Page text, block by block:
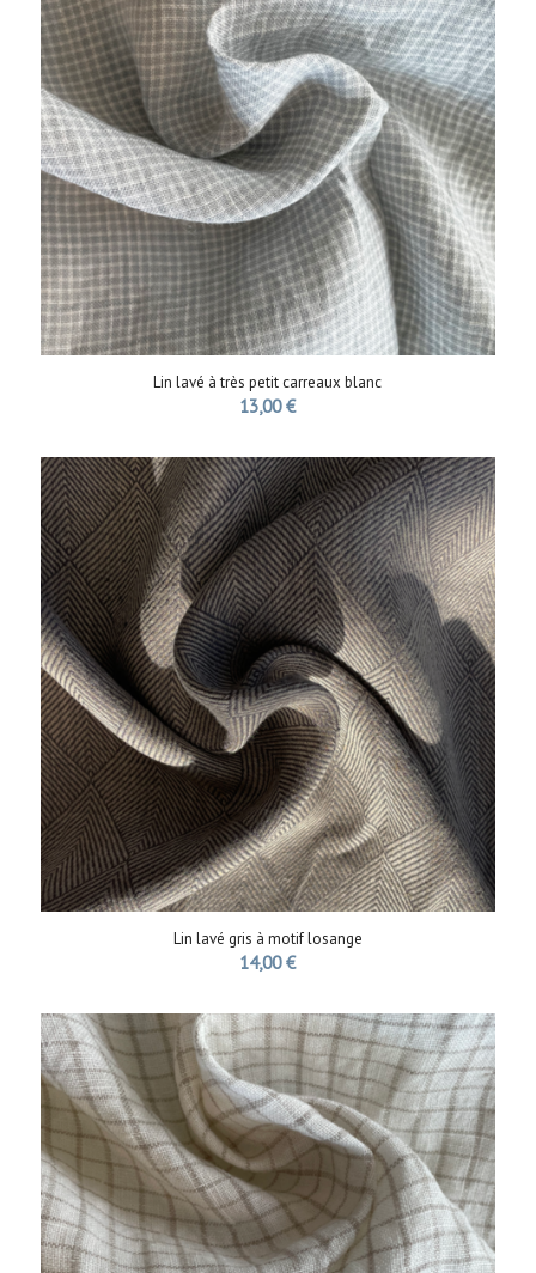
Lin lavé à très petit carreaux blanc
13,00€
Lin lavé gris à motif losange
14,00€